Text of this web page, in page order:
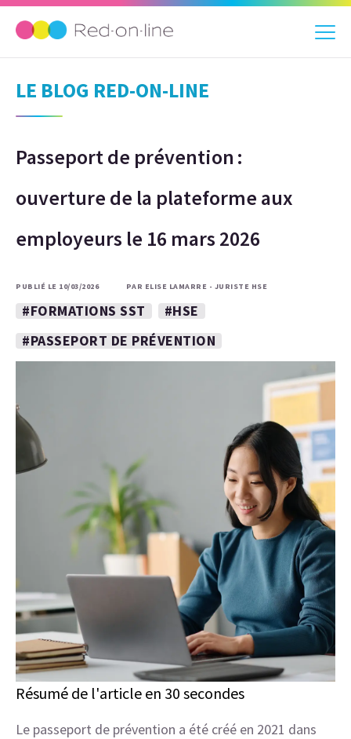
LE BLOG RED-ON-LINE
Passeport de prévention :
ouverture de la plateforme aux
employeurs le 16 mars 2026
PUBLIÉ LE 10/03/2026 PAR ELISE LAMARRE - JURISTE HSE
#FORMATIONS SST
#HSE
#PASSEPORT DE PRÉVENTION
Résumé de l'article en 30 secondes
Le passeport de prévention a été créé en 2021 dans